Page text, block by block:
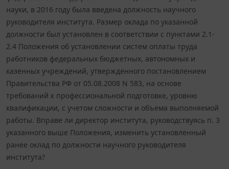
науки, в 2016 году была введена должность научного
руководителя института. Размер оклада по указанной
должности был установлен в соответствии с пунктами 2.1-
2.4 Положения об установлении систем оплаты труда
работников федеральных бюджетных, автономных и
казенных учреждений, утвержденного постановлением
Правительства РФ от 05.08.2008 N 583, на основе
требований к профессиональной подготовке, уровню
квалификации, с учетом сложности и объема выполняемой
работы. Вправе ли директор института, руководствуясь п. 3
указанного выше Положения, изменить установленный
ранее оклад по должности научного руководителя
института?